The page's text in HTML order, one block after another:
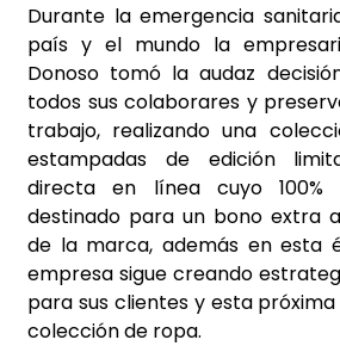
Durante la emergencia
país y el mundo la
Donoso tomó la audaz
todos sus colaborares y
trabajo, realizando una
estampadas de edición
directa en línea cuyo 100%
destinado para un bono extra
de la marca, además en esta
empresa sigue creando
para sus clientes y esta
colección de ropa.